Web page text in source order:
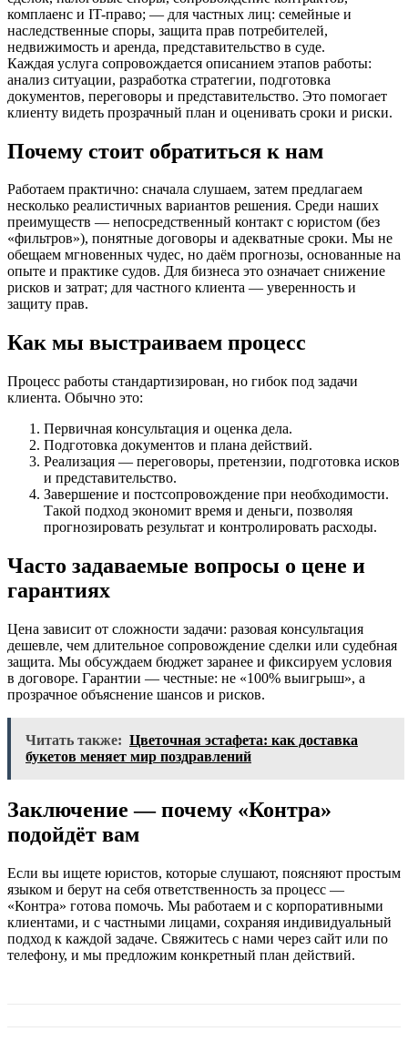
комплаенс и IT-право; — для частных лиц: семейные и
наследственные споры, защита прав потребителей,
недвижимость и аренда, представительство в суде.
Каждая услуга сопровождается описанием этапов работы:
анализ ситуации, разработка стратегии, подготовка
документов, переговоры и представительство. Это помогает
клиенту видеть прозрачный план и оценивать сроки и риски.
Почему стоит обратиться к нам
Работаем практично: сначала слушаем, затем предлагаем
несколько реалистичных вариантов решения. Среди наших
преимуществ — непосредственный контакт с юристом (без
«фильтров»), понятные договоры и адекватные сроки. Мы не
обещаем мгновенных чудес, но даём прогнозы, основанные на
опыте и практике судов. Для бизнеса это означает снижение
рисков и затрат; для частного клиента — уверенность и
защиту прав.
Как мы выстраиваем процесс
Процесс работы стандартизирован, но гибок под задачи
клиента. Обычно это:
Первичная консультация и оценка дела.
Подготовка документов и плана действий.
Реализация — переговоры, претензии, подготовка исков
и представительство.
Завершение и постсопровождение при необходимости.
Такой подход экономит время и деньги, позволяя
прогнозировать результат и контролировать расходы.
Часто задаваемые вопросы о цене и
гарантиях
Цена зависит от сложности задачи: разовая консультация
дешевле, чем длительное сопровождение сделки или судебная
защита. Мы обсуждаем бюджет заранее и фиксируем условия
в договоре. Гарантии — честные: не «100% выигрыш», а
прозрачное объяснение шансов и рисков.
Читать также: Цветочная эстафета: как доставка
букетов меняет мир поздравлений
Заключение — почему «Контра»
подойдёт вам
Если вы ищете юристов, которые слушают, поясняют простым
языком и берут на себя ответственность за процесс —
«Контра» готова помочь. Мы работаем и с корпоративными
клиентами, и с частными лицами, сохраняя индивидуальный
подход к каждой задаче. Свяжитесь с нами через сайт или по
телефону, и мы предложим конкретный план действий.